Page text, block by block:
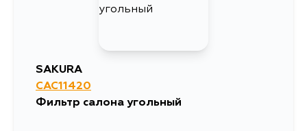
6880
SAKURA
CAC11420
Фильтр салона угольный